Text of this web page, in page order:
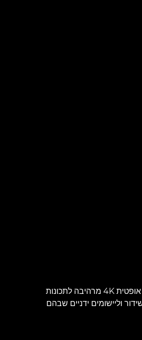
עדשות Canon Cine Servo, המשלבות בין איכות אופטית 4K מרהיבה לתכונות
וליישומים ידניים שבהם